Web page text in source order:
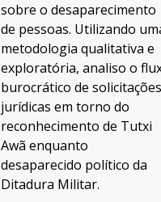
sobre o desaparecimento
de pessoas. Utilizando
metodologia qualitativa e
exploratória, analiso o
burocrático de
jurídicas em torno do
reconhecimento de Tutxi
Awã enquanto
desaparecido político da
Ditadura Militar.